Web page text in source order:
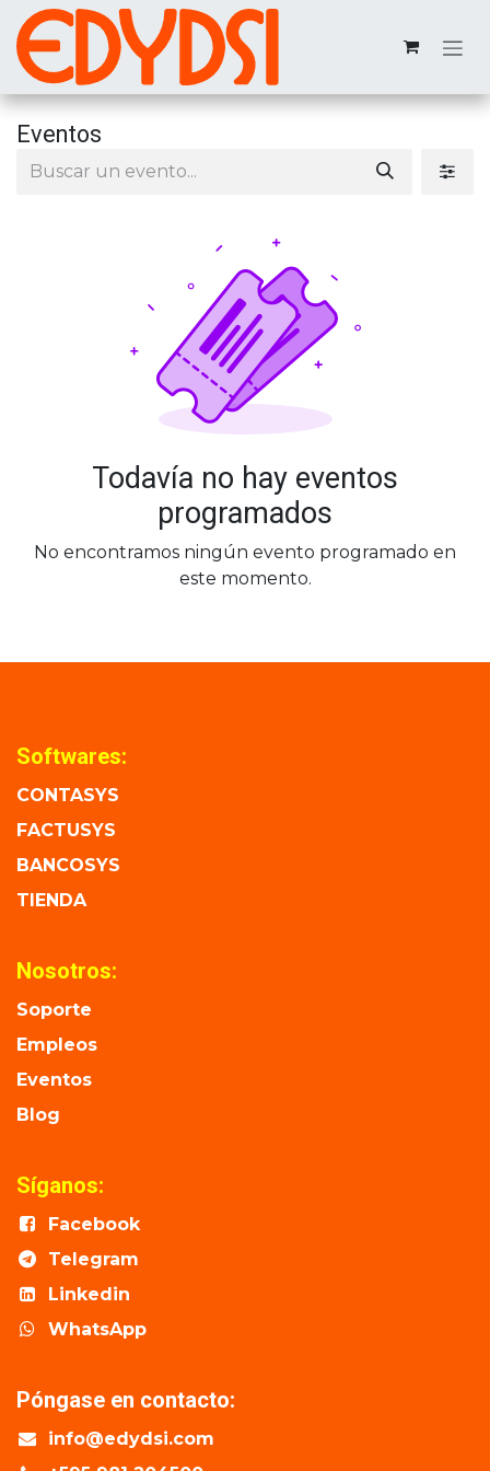
Ir al contenido
Eventos
Todavía no hay eventos
programados
No encontramos ningún evento programado en
este momento.
Softwares:
CONTASYS
FACTUSYS
BANCOSYS
TIENDA
Nosotros:
Soporte
Empleos
Eventos
Blog
Síganos:
Facebook
Telegram
Linkedin
WhatsApp
Póngase en contacto:
info@edydsi.com